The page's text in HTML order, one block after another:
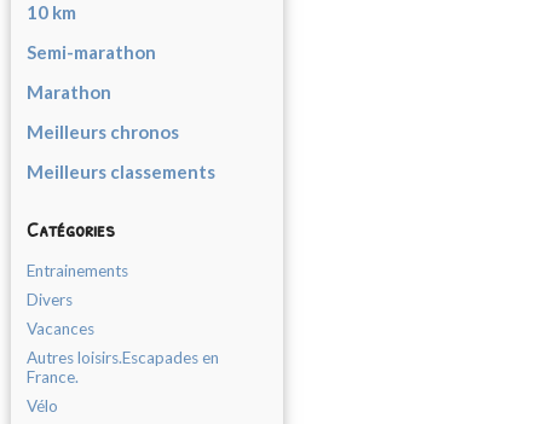
10 km
Semi-marathon
Marathon
Meilleurs chronos
Meilleurs classements
Catégories
Entrainements
Divers
Vacances
Autres loisirs.Escapades en
France.
Vélo